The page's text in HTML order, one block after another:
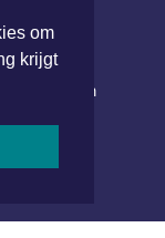
om
krijgt
een